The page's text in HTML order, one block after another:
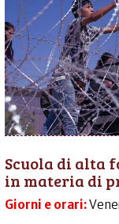
Scuola di alta
in materia di
Giorni e orari: